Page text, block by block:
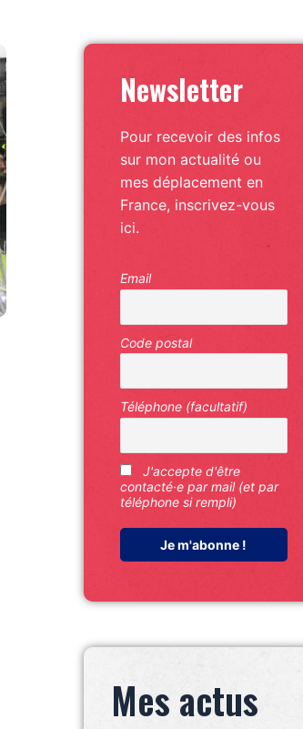
Newsletter
Pour recevoir des infos
sur mon actualité ou
mes déplacement en
France, inscrivez-vous
ici.
Email
Code postal
Téléphone (facultatif)
J'accepte d'être
contacté·e par mail (et par
téléphone si rempli)
Mes actus